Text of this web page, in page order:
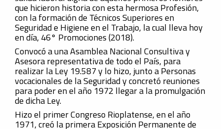
que hicieron historia con esta hermosa Profesión,
con la formación de Técnicos Superiores en
Seguridad e Higiene en el Trabajo, la cual lleva hoy
en día, 46° Promociones (2018).
Convocó a una Asamblea Nacional Consultiva y
Asesora representativa de todo el País, para
realizar la Ley 19.587 y lo hizo, junto a Personas
vocacionales de la Seguridad y concretó reuniones
para poder en el año 1972 llegar a la promulgación
de dicha Ley.
Hizo el primer Congreso Rioplatense, en el año
1971, creó la primera Exposición Permanente de